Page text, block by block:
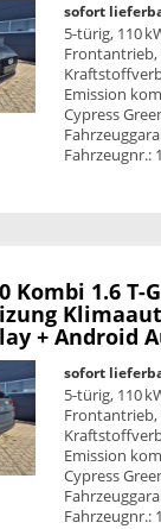
sofort
5-türig, 110
Frontantrieb,
Emission
Cypress
Fahrzeugnr.:
Kombi 1.6 T-
+ Android
sofort
5-türig, 110
Frontantrieb,
Emission
Cypress
Fahrzeugnr.: